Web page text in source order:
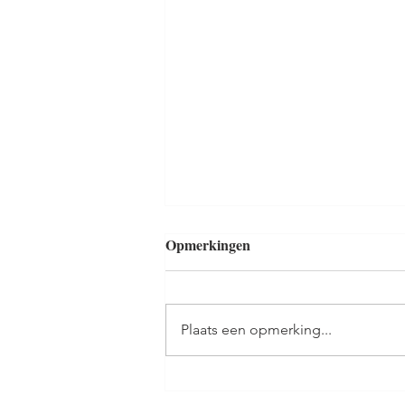
Dekmantel: een gedicht
Opmerkingen
Plaats een opmerking...